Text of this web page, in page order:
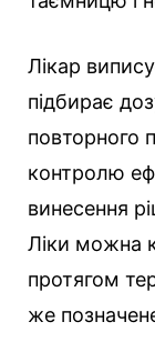
Лікар
підбирає
повторного
контролю
винесення
Ліки можна
протягом
же